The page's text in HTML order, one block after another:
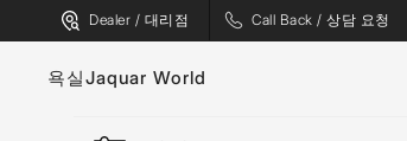
Dealer / 대리점 Call Back / 상담 요청
욕실Jaquar World